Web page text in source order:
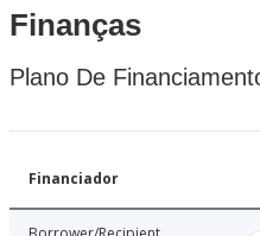
Finanças
Plano De
Financiador